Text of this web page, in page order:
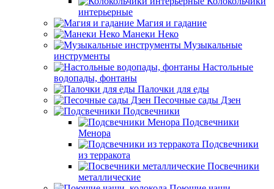
интерьерные
Магия и гадание
Манеки Неко
Музыкальные
инструменты
Настольные
водопады, фонтаны
Палочки для еды
Песочные сады Дзен
Подсвечники
Подсвечники
Менора
Подсвечники
из терракота
Посвечники
металлические